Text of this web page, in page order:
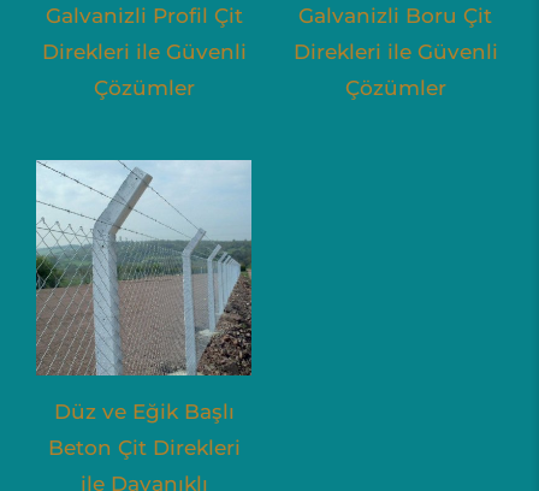
Galvanizli Profil Çit
Direkleri ile Güvenli
Çözümler
Galvanizli Boru Çit
Direkleri ile Güvenli
Çözümler
Düz ve Eğik Başlı
Beton Çit Direkleri
ile Dayanıklı